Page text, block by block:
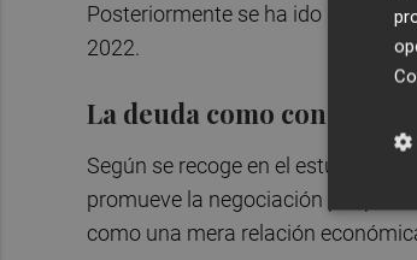
Posteriormente se ha ido
2022.
La deuda como
Según se recoge en el estudio,
promueve la negociación por
como una mera relación